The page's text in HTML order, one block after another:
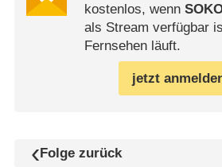
kostenlos, wenn
als Stream verfügbar
Fernsehen läuft.
jetzt
Folge zurück